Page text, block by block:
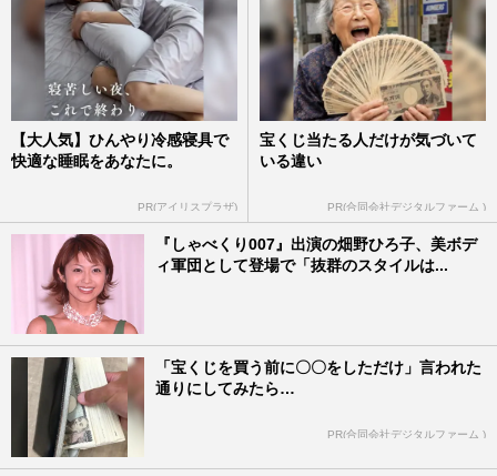
【大人気】ひんやり冷感寝具で
快適な睡眠をあなたに。
PR(アイリスプラザ)
宝くじ当たる人だけが気づいて
いる違い
PR(合同会社デジタルファーム )
『しゃべくり007』出演の畑野ひろ子、美ボデ
ィ軍団として登場で「抜群のスタイルは...
「宝くじを買う前に〇〇をしただけ」言われた
通りにしてみたら…
PR(合同会社デジタルファーム )